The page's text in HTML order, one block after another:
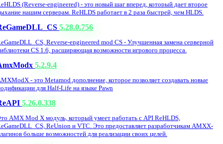
(Reverse-engineered) - это новый шаг вперед, который дает второе
нашим серверам. ReHLDS работает в 2 раза быстрей, чем HLDS.
5.28.0.756
Reverse-engineered mod CS - Улучшенная замена серверной
CS 1.6, расширяющая возможности игрового процесса.
5.2.9.4
- это Metamod дополнение, которое позволяет создавать новые
для Half-Life на языке Pawn
5.26.0.338
AMX Mod X модуль, который умеет работать с API ReHLDS,
ReUnion и VTC. Это предоставляет разработчикам AMXX-
больше возможностей для реализации своих целей.